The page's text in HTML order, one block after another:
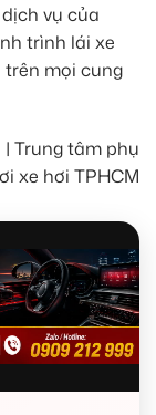
vụ của
trình lái xe
mọi cung
| Trung tâm phụ
xe hơi TPHCM